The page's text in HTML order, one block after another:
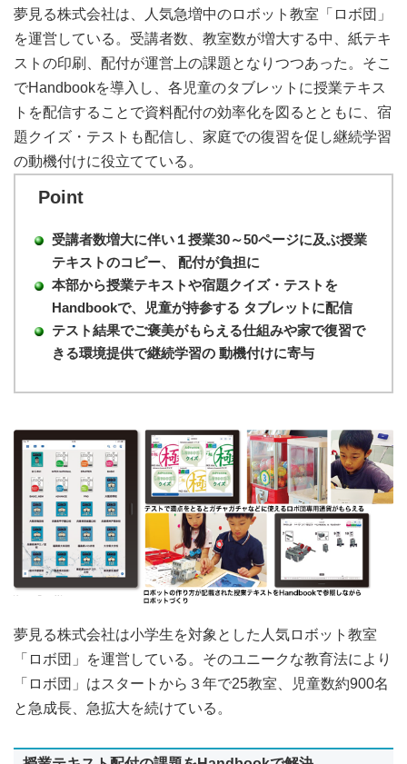
夢見る株式会社は、人気急増中のロボット教室「ロボ団」
を運営している。受講者数、教室数が増大する中、紙テキ
ストの印刷、配付が運営上の課題となりつつあった。そこ
でHandbookを導入し、各児童のタブレットに授業テキス
トを配信することで資料配付の効率化を図るとともに、宿
題クイズ・テストも配信し、家庭での復習を促し継続学習
の動機付けに役立てている。
Point
受講者数増大に伴い１授業30～50ページに及ぶ授業
テキストのコピー、
配付が負担に
本部から授業テキストや宿題クイズ・テストを
Handbookで、児童が持参する タブレットに配信
テスト結果でご褒美がもらえる仕組みや家で復習で
きる環境提供で継続学習の 動機付けに寄与
夢見る株式会社は小学生を対象とした人気ロボット教室
「ロボ団」を運営している。そのユニークな教育法により
「ロボ団」はスタートから３年で25教室、児童数約900名
と急成長、急拡大を続けている。